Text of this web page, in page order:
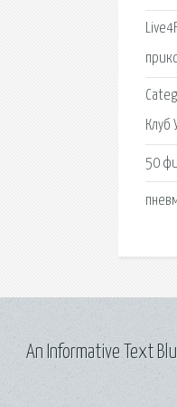
Клуб
50
An Informative Text